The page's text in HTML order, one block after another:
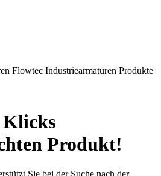
Produkt!
Sie bei der Suche nach der